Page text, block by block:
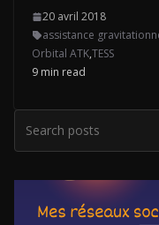
20 avril 2018
assistance
Orbital ATK,TESS
9 min read